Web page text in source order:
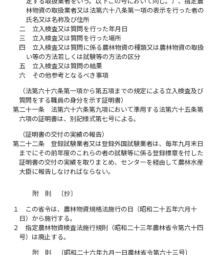
林物資の取扱業者又は法第六十八条第一項の表示を行った者の
氏名又は名称及び住所
二
立入検査又は質問を行った年月日
三
立入検査又は質問を行った場所
四
立入検査又は質問に係る農林物資の種類又は農林物資の取扱
い等の方法若しくは試験等の方法の区分
五
立入検査又は質問の結果
六
その他参考となるべき事項
（法第六十六条第一項から第五項までの規定による立入検査及び
質問をする職員の身分を示す証明書）
第二十一条
法第六十六条第九項において準用する法第六十五条第
六項の証明書は、別記様式第七号による。
（証明書の交付の実績の報告）
第二十二条
登録試験業者又は登録外国試験業者は、毎年九月末日
までにその前年度のこれらの者の試験等に係る登録標章を付した
証明書の交付の実績を取りまとめ、センターを経由して農林水産
大臣に報告しなければならない。
附 則 〔抄〕
１
この省令は、農林物資規格法施行の日（昭和二十五年六月十
日）から施行する。
２
指定農林物資検査法施行規則（昭和二十三年農林省令第六十四
号）は廃止する。
附 則 〔昭和二十六年九月一日農林省令第六十三号〕